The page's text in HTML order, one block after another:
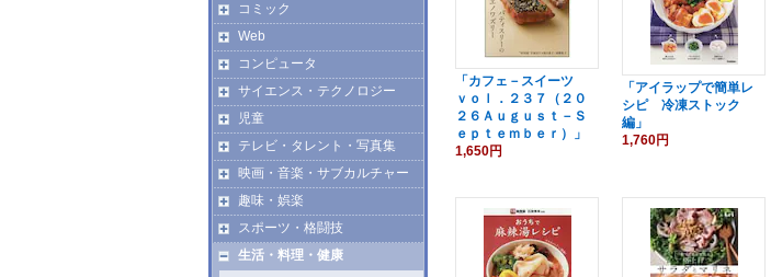
コミック
Web
コンピュータ
サイエンス・テクノロジー
児童
テレビ・タレント・写真集
映画・音楽・サブカルチャー
趣味・娯楽
スポーツ・格闘技
生活・料理・健康
「カフェ－スイーツ
ｖｏｌ．２３７（２０
２６Ａｕｇｕｓｔ－Ｓ
ｅｐｔｅｍｂｅｒ）」
1,650円
「アイラップで簡単レ
シピ 冷凍ストック
編」
1,760円